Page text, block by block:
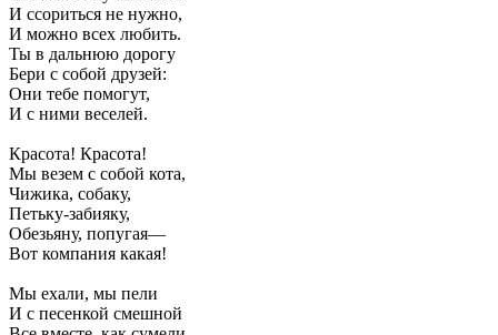
И ссориться не нужно,
И можно всех любить.
Ты в дальнюю дорогу
Бери с собой друзей:
Они тебе помогут,
И с ними веселей.
Красота! Красота!
Мы везем с собой кота,
Чижика, собаку,
Петьку-забияку,
Обезьяну, попугая—
Вот компания какая!
Мы ехали, мы пели
И с песенкой смешной